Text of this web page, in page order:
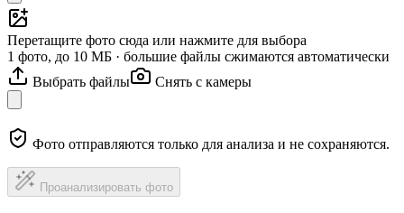
Перетащите фото сюда или нажмите для выбора
1 фото, до 10 МБ · большие файлы сжимаются автоматически
Выбрать файлы
Снять с камеры
Фото отправляются только для анализа и не сохраняются.
Проанализировать фото